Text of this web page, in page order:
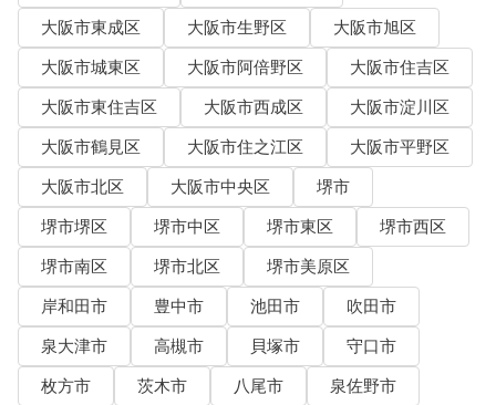
大阪市東成区
大阪市生野区
大阪市旭区
大阪市城東区
大阪市阿倍野区
大阪市住吉区
大阪市東住吉区
大阪市西成区
大阪市淀川区
大阪市鶴見区
大阪市住之江区
大阪市平野区
大阪市北区
大阪市中央区
堺市
堺市堺区
堺市中区 堺市東区
堺市西区
堺市南区
堺市北区
堺市美原区
岸和田市
豊中市 池田市
吹田市
泉大津市
高槻市 貝塚市
守口市
枚方市
茨木市 八尾市
泉佐野市